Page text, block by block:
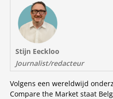
Stijn Eeckloo
Journalist/redacteur
Volgens een wereldwijd
Compare the Market staat